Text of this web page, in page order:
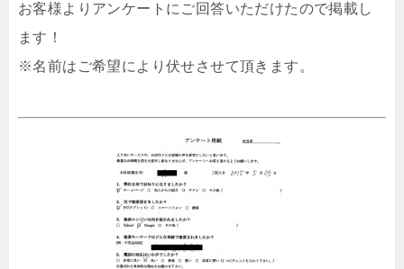
お客様よりアンケートにご回答いただけたので掲載し
ます！
※名前はご希望により伏せさせて頂きます。